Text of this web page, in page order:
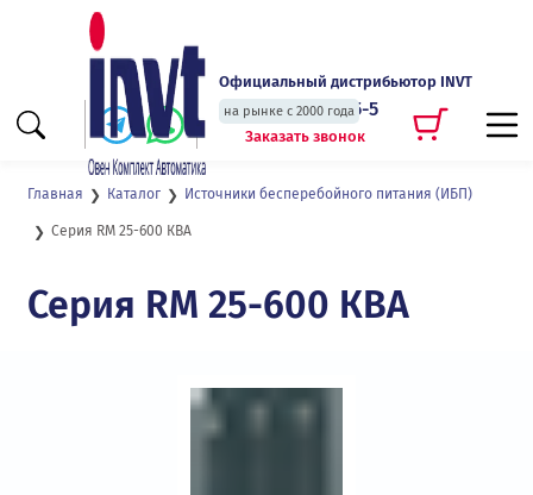
Официальный дистрибьютор INVT
на рынке с 2000 года
+7 (495) 135-135-5
Заказать звонок
Главная Каталог Источники бесперебойного питания (ИБП)
Серия RM 25-600 КВА
Серия RM 25-600 КВА